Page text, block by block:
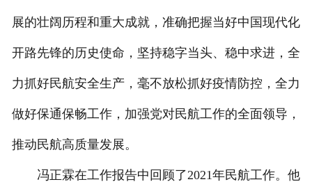
展的壮阔历程和重大成就，准确把握当好中国现代化
开路先锋的历史使命，坚持稳字当头、稳中求进，全
力抓好民航安全生产，毫不放松抓好疫情防控，全力
做好保通保畅工作，加强党对民航工作的全面领导，
推动民航高质量发展。
冯正霖在工作报告中回顾了2021年民航工作。他